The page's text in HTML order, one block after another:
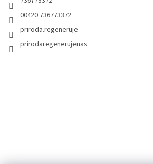
00420 736773372
priroda.regeneruje
prirodaregenerujenas